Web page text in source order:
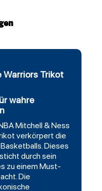
Trikot
wahre
Mitchell & Ness
verkörpert die
Dieses
durch sein
zu einem Must-
Die